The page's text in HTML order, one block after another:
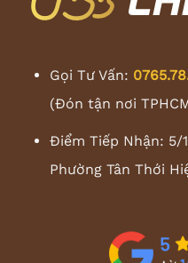
Gọi Tư Vấn:
(Đón tận nơi
Điểm Tiếp Nhận: 5/
Phường Tân Thới